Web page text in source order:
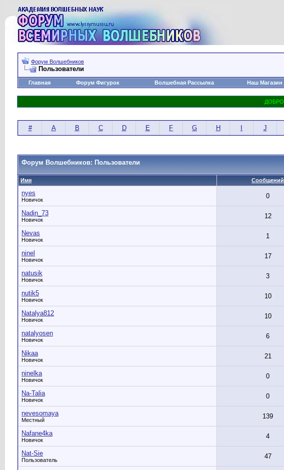
Форум Волшебников
Пользователи
Главная
Форум Фигурок Волшебная Рассылка Наш Магазин
# A B C D E F G H J
Форум Волшебников: Пользователи
Имя Сообщений
nyes
Новичок 0
Nadin_73
Новичок 12
Nevas
Новичок 1
ninel
Новичок 17
natusik
Новичок 3
nutik5
Новичок 10
Natalya812
Новичок 10
natalyosen
Новичок 6
Nikaa
Новичок 21
ninelka
Новичок 0
Na-Talia
Новичок 0
nevesomaya
Местный 139
Nafane4ka
Новичок 4
Nat-Sie
Пользователь 47